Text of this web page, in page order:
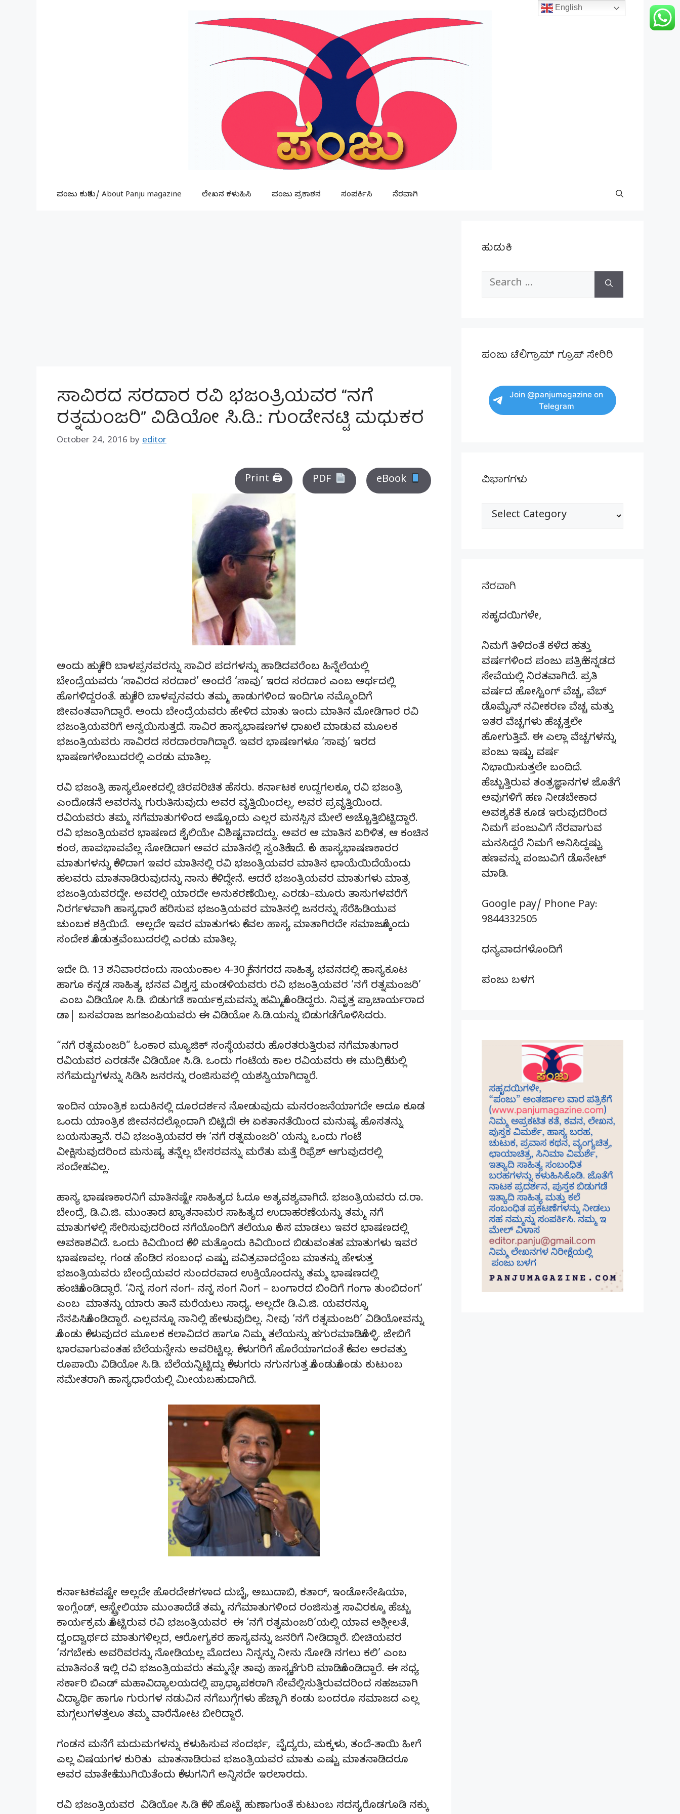
ಪಂಜು ಕುರಿತು/ About Panju magazine ಲೇಖನ ಕಳುಹಿಸಿ ಪಂಜು ಪ್ರಕಾಶನ ಸಂಪರ್ಕಿಸಿ ನೆರವಾಗಿ
ಸಾವಿರದ ಸರದಾರ ರವಿ ಭಜಂತ್ರಿಯವರ “ನಗೆ
ರತ್ನಮಂಜರಿ” ವಿಡಿಯೋ ಸಿ.ಡಿ.: ಗುಂಡೇನಟ್ಟಿ ಮಧುಕರ
October 24, 2016 by editor
Print 🖨 PDF eBook
ಅಂದು ಹುಕ್ಕೇರಿ ಬಾಳಪ್ಪನವರನ್ನು ಸಾವಿರ ಪದಗಳನ್ನು ಹಾಡಿದವರೆಂಬ ಹಿನ್ನೆಲೆಯಲ್ಲಿ
ಬೇಂದ್ರೆಯವರು ‘ಸಾವಿರದ ಸರದಾರ’ ಅಂದರೆ ‘ಸಾವು’ ಇರದ ಸರದಾರ ಎಂಬ ಅರ್ಥದಲ್ಲಿ
ಹೊಗಳಿದ್ದರಂತೆ. ಹುಕ್ಕೇರಿ ಬಾಳಪ್ಪನವರು ತಮ್ಮ ಹಾಡುಗಳಿಂದ ಇಂದಿಗೂ ನಮ್ಮೊಂದಿಗೆ
ಜೀವಂತವಾಗಿದ್ದಾರೆ. ಅಂದು ಬೇಂದ್ರೆಯವರು ಹೇಳಿದ ಮಾತು ಇಂದು ಮಾತಿನ ಮೋಡಿಗಾರ ರವಿ
ಭಜಂತ್ರಿಯವರಿಗೆ ಅನ್ವಯಿಸುತ್ತದೆ. ಸಾವಿರ ಹಾಸ್ಯಭಾಷಣಗಳ ಧಾಖಲೆ ಮಾಡುವ ಮೂಲಕ
ಭಜಂತ್ರಿಯವರು ಸಾವಿರದ ಸರದಾರರಾಗಿದ್ದಾರೆ. ಇವರ ಭಾಷಣಗಳೂ ‘ಸಾವು’ ಇರದ
ಭಾಷಣಗಳೆಂಬುದರಲ್ಲಿ ಎರಡು ಮಾತಿಲ್ಲ.
ರವಿ ಭಜಂತ್ರಿ ಹಾಸ್ಯಲೋಕದಲ್ಲಿ ಚಿರಪರಿಚಿತ ಹೆಸರು. ಕರ್ನಾಟಕ ಉದ್ದಗಲಕ್ಕೂ ರವಿ ಭಜಂತ್ರಿ
ಎಂದೊಡನೆ ಅವರನ್ನು ಗುರುತಿಸುವುದು ಅವರ ವೃತ್ತಿಯಿಂದಲ್ಲ, ಅವರ ಪ್ರವೃತ್ತಿಯಿಂದ.
ರವಿಯವರು ತಮ್ಮ ನಗೆಮಾತುಗಳಿಂದ ಅಷ್ಟೊಂದು ಎಲ್ಲರ ಮನಸ್ಸಿನ ಮೇಲೆ ಅಚ್ಚೊತ್ತಿಬಿಟ್ಟಿದ್ದಾರೆ.
ರವಿ ಭಜಂತ್ರಿಯವರ ಭಾಷಣದ ಶೈಲಿಯೇ ವಿಶಿಷ್ಟವಾದದ್ದು. ಅವರ ಆ ಮಾತಿನ ಏರಿಳಿತ, ಆ ಕಂಚಿನ
ಕಂಠ, ಹಾವಭಾವವೆಲ್ಲ ನೋಡಿದಾಗ ಅವರ ಮಾತಿನಲ್ಲಿ ಸ್ವಂತಿಕೆ ಇದೆ. ಕೆಲ ಹಾಸ್ಯಭಾಷಣಕಾರರ
ಮಾತುಗಳನ್ನು ಕೇಳಿದಾಗ ಇವರ ಮಾತಿನಲ್ಲಿ ರವಿ ಭಜಂತ್ರಿಯವರ ಮಾತಿನ ಛಾಯೆಯಿದೆಯೆಂದು
ಹಲವರು ಮಾತನಾಡಿರುವುದನ್ನು ನಾನು ಕೇಳಿದ್ದೇನೆ. ಆದರೆ ಭಜಂತ್ರಿಯವರ ಮಾತುಗಳು ಮಾತ್ರ
ಭಜಂತ್ರಿಯವರದ್ದೇ. ಅವರಲ್ಲಿ ಯಾರದೇ ಅನುಕರಣೆಯಿಲ್ಲ. ಎರಡು–ಮೂರು ತಾಸುಗಳವರೆಗೆ
ನಿರರ್ಗಳವಾಗಿ ಹಾಸ್ಯಧಾರೆ ಹರಿಸುವ ಭಜಂತ್ರಿಯವರ ಮಾತಿನಲ್ಲಿ ಜನರನ್ನು ಸೆರೆಹಿಡಿಯುವ
ಚುಂಬಕ ಶಕ್ತಿಯಿದೆ. ಅಲ್ಲದೇ ಇವರ ಮಾತುಗಳು ಕೇವಲ ಹಾಸ್ಯ ಮಾತಾಗಿರದೇ ಸಮಾಜಕ್ಕೊಂದು
ಸಂದೇಶ ಕೊಡುತ್ತವೆಂಬುದರಲ್ಲಿ ಎರಡು ಮಾತಿಲ್ಲ.
ಇದೇ ದಿ. 13 ಶನಿವಾರದಂದು ಸಾಯಂಕಾಲ 4-30 ಕ್ಕೆ ನಗರದ ಸಾಹಿತ್ಯ ಭವನದಲ್ಲಿ ಹಾಸ್ಯಕೂಟ
ಹಾಗೂ ಕನ್ನಡ ಸಾಹಿತ್ಯ ಭನವ ವಿಶ್ವಸ್ತ ಮಂಡಳಿಯವರು ರವಿ ಭಜಂತ್ರಿಯವರ ‘ನಗೆ ರತ್ನಮಂಜರಿ’
ಎಂಬ ವಿಡಿಯೋ ಸಿ.ಡಿ. ಬಿಡುಗಡೆ ಕಾರ್ಯಕ್ರಮವನ್ನು ಹಮ್ಮಿಕೊಂಡಿದ್ದರು. ನಿವೃತ್ತ ಪ್ರಾಚಾರ್ಯರಾದ
ಡಾ| ಬಸವರಾಜ ಜಗಜಂಪಿಯವರು ಈ ವಿಡಿಯೋ ಸಿ.ಡಿ.ಯನ್ನು ಬಿಡುಗಡೆಗೊಳಿಸಿದರು.
“ನಗೆ ರತ್ನಮಂಜರಿ” ಓಂಕಾರ ಮ್ಯೂಜಿಕ್ ಸಂಸ್ಥೆಯವರು ಹೊರತರುತ್ತಿರುವ ನಗೆಮಾತುಗಾರ
ರವಿಯವರ ಎರಡನೇ ವಿಡಿಯೋ ಸಿ.ಡಿ. ಒಂದು ಗಂಟೆಯ ಕಾಲ ರವಿಯವರು ಈ ಮುದ್ರಿಕೆಯಲ್ಲಿ
ನಗೆಮದ್ದುಗಳನ್ನು ಸಿಡಿಸಿ ಜನರನ್ನು ರಂಜಿಸುವಲ್ಲಿ ಯಶಸ್ವಿಯಾಗಿದ್ದಾರೆ.
ಇಂದಿನ ಯಾಂತ್ರಿಕ ಬದುಕಿನಲ್ಲಿ ದೂರದರ್ಶನ ನೋಡುವುದು ಮನರಂಜನೆಯಾಗದೇ ಅದೂ ಕೂಡ
ಒಂದು ಯಾಂತ್ರಿಕ ಜೀವನದಲ್ಲೊಂದಾಗಿ ಬಿಟ್ಟಿದೆ! ಈ ಏಕತಾನತೆಯಿಂದ ಮನುಷ್ಯ ಹೊಸತನ್ನು
ಬಯಸುತ್ತಾನೆ. ರವಿ ಭಜಂತ್ರಿಯವರ ಈ ‘ನಗೆ ರತ್ನಮಂಜರಿ’ ಯನ್ನು ಒಂದು ಗಂಟೆ
ವೀಕ್ಷಿಸುವುದರಿಂದ ಮನುಷ್ಯ ತನ್ನೆಲ್ಲ ಬೇಸರವನ್ನು ಮರೆತು ಮತ್ತೆ ರಿಫ್ರೆಶ್ ಆಗುವುದರಲ್ಲಿ
ಸಂದೇಹವಿಲ್ಲ.
ಹಾಸ್ಯ ಭಾಷಣಕಾರನಿಗೆ ಮಾತಿನಷ್ಟೇ ಸಾಹಿತ್ಯದ ಓದೂ ಅತ್ಯವಶ್ಯವಾಗಿದೆ. ಭಜಂತ್ರಿಯವರು ದ.ರಾ.
ಬೇಂದ್ರೆ, ಡಿ.ವಿ.ಜಿ. ಮುಂತಾದ ಖ್ಯಾತನಾಮರ ಸಾಹಿತ್ಯದ ಉದಾಹರಣೆಯನ್ನು ತಮ್ಮ ನಗೆ
ಮಾತುಗಳಲ್ಲಿ ಸೇರಿಸುವುದರಿಂದ ನಗೆಯೊಂದಿಗೆ ತಲೆಯೂ ಕೆಲಸ ಮಾಡಲು ಇವರ ಭಾಷಣದಲ್ಲಿ
ಅವಕಾಶವಿದೆ. ಒಂದು ಕಿವಿಯಿಂದ ಕೇಳಿ ಮತ್ತೊಂದು ಕಿವಿಯಿಂದ ಬಿಡುವಂತಹ ಮಾತುಗಳು ಇವರ
ಭಾಷಣವಲ್ಲ. ಗಂಡ ಹೆಂಡಿರ ಸಂಬಂಧ ಎಷ್ಟು ಪವಿತ್ರವಾದದ್ದೆಂಬ ಮಾತನ್ನು ಹೇಳುತ್ತ
ಭಜಂತ್ರಿಯವರು ಬೇಂದ್ರೆಯವರ ಸುಂದರವಾದ ಉಕ್ತಿಯೊಂದನ್ನು ತಮ್ಮ ಭಾಷಣದಲ್ಲಿ
ಹಂಚಿಕೊಂಡಿದ್ದಾರೆ. ‘ನಿನ್ನ ಸಂಗ ನಂಗ- ನನ್ನ ಸಂಗ ನಿಂಗ – ಬಂಗಾರದ ಬಿಂದಿಗೆ ಗಂಗಾ ತುಂಬಿದಂಗ’
ಎಂಬ ಮಾತನ್ನು ಯಾರು ತಾನೆ ಮರೆಯಲು ಸಾಧ್ಯ. ಅಲ್ಲದೇ ಡಿ.ವಿ.ಜಿ. ಯವರನ್ನೂ
ನೆನಪಿಸಿಕೊಂಡಿದ್ದಾರೆ. ಎಲ್ಲವನ್ನೂ ನಾನಿಲ್ಲಿ ಹೇಳುವುದಿಲ್ಲ. ನೀವು ‘ನಗೆ ರತ್ನಮಂಜರಿ’ ವಿಡಿಯೋವನ್ನು
ಕೊಂಡು ಕೇಳುವುದರ ಮೂಲಕ ಕಲಾವಿದರ ಹಾಗೂ ನಿಮ್ಮ ತಲೆಯನ್ನು ಹಗುರಮಾಡಿಕೊಳ್ಳಿ. ಜೇಬಿಗೆ
ಭಾರವಾಗುವಂತಹ ಬೆಲೆಯನ್ನೇನು ಅವರಿಟ್ಟಿಲ್ಲ. ಕೇಳುಗರಿಗೆ ಹೊರೆಯಾಗದಂತೆ ಕೇವಲ ಅರವತ್ತು
ರೂಪಾಯಿ ವಿಡಿಯೋ ಸಿ.ಡಿ. ಬೆಲೆಯನ್ನಿಟ್ಟಿದ್ದು ಕೇಳುಗರು ನಗುನಗುತ್ತ ಕೊಂಡುಕೊಂಡು ಕುಟುಂಬ
ಸಮೇತರಾಗಿ ಹಾಸ್ಯಧಾರೆಯಲ್ಲಿ ಮೀಯಬಹುದಾಗಿದೆ.
ಕರ್ನಾಟಕವಷ್ಟೇ ಅಲ್ಲದೇ ಹೊರದೇಶಗಳಾದ ದುಬೈ, ಅಬುದಾಬಿ, ಕತಾರ್, ಇಂಡೋನೇಷಿಯಾ,
ಇಂಗ್ಲೆಂಡ್, ಆಸ್ಟ್ರೇಲಿಯಾ ಮುಂತಾದೆಡೆ ತಮ್ಮ ನಗೆಮಾತುಗಳಿಂದ ರಂಜಿಸುತ್ತ ಸಾವಿರಕ್ಕೂ ಹೆಚ್ಚು
ಕಾರ್ಯಕ್ರಮ ಕೊಟ್ಟಿರುವ ರವಿ ಭಜಂತ್ರಿಯವರ ಈ ‘ನಗೆ ರತ್ನಮಂಜರಿ’ಯಲ್ಲಿ ಯಾವ ಅಶ್ಲೀಲತೆ,
ದ್ವಂದ್ವಾರ್ಥದ ಮಾತುಗಳಿಲ್ಲದ, ಆರೋಗ್ಯಕರ ಹಾಸ್ಯವನ್ನು ಜನರಿಗೆ ನೀಡಿದ್ದಾರೆ. ಬೀಚಿಯವರ
‘ನಗಬೇಕು ಅವರಿವರನ್ನು ನೋಡಿಯಲ್ಲ ಮೊದಲು ನಿನ್ನನ್ನು ನೀನು ನೋಡಿ ನಗಲು ಕಲಿ’ ಎಂಬ
ಮಾತಿನಂತೆ ಇಲ್ಲಿ ರವಿ ಭಜಂತ್ರಿಯವರು ತಮ್ಮನ್ನೇ ತಾವು ಹಾಸ್ಯಕ್ಕೆ ಗುರಿ ಮಾಡಿಕೊಂಡಿದ್ದಾರೆ. ಈ ಸಧ್ಯ
ಸರ್ಕಾರಿ ಬಿಎಡ್ ಮಹಾವಿದ್ಯಾಲಯದಲ್ಲಿ ಪ್ರಾಧ್ಯಾಪಕರಾಗಿ ಸೇವೆಲ್ಲಿಸುತ್ತಿರುವದರಿಂದ ಸಹಜವಾಗಿ
ವಿದ್ಯಾರ್ಥಿ ಹಾಗೂ ಗುರುಗಳ ನಡುವಿನ ನಗೆಬುಗ್ಗೆಗಳು ಹೆಚ್ಚಾಗಿ ಕಂಡು ಬಂದರೂ ಸಮಾಜದ ಎಲ್ಲ
ಮಗ್ಗಲುಗಳತ್ತಲೂ ತಮ್ಮ ವಾರೆನೋಟ ಬೀರಿದ್ದಾರೆ.
ಗಂಡನ ಮನೆಗೆ ಮದುಮಗಳನ್ನು ಕಳುಹಿಸುವ ಸಂದರ್ಭ, ವೈದ್ಯರು, ಮಕ್ಕಳು, ತಂದೆ-ತಾಯಿ ಹೀಗೆ
ಎಲ್ಲ ವಿಷಯಗಳ ಕುರಿತು ಮಾತನಾಡಿರುವ ಭಜಂತ್ರಿಯವರ ಮಾತು ಎಷ್ಟು ಮಾತನಾಡಿದರೂ
ಅವರ ಮಾತೇಕೆ ಮುಗಿಯಿತೆಂದು ಕೇಳುಗನಿಗೆ ಅನ್ನಿಸದೇ ಇರಲಾರದು.
ರವಿ ಭಜಂತ್ರಿಯವರ ವಿಡಿಯೋ ಸಿ.ಡಿ ಕೇಳಿ ಹೊಟ್ಟೆ ಹುಣಾಗುಂತೆ ಕುಟುಂಬ ಸದಸ್ಯರೊಡಗೂಡಿ ನಕ್ಕು
ಹುಡುಕಿ
Search
ಪಂಜು ಟೆಲಿಗ್ರಾಮ್ ಗ್ರೂಪ್ ಸೇರಿರಿ
Join @panjumagazine on
Telegram
ವಿಭಾಗಗಳು
ವಿಭಾಗಗಳು
ನೆರವಾಗಿ
ಸಹೃದಯಿಗಳೇ,
ನಿಮಗೆ ತಿಳಿದಂತೆ ಕಳೆದ ಹತ್ತು
ವರ್ಷಗಳಿಂದ ಪಂಜು ಪತ್ರಿಕೆ ಕನ್ನಡದ
ಸೇವೆಯಲ್ಲಿ ನಿರತವಾಗಿದೆ. ಪ್ರತಿ
ವರ್ಷದ ಹೋಸ್ಟಿಂಗ್‌ ವೆಚ್ಚ, ವೆಬ್‌
ಡೊಮೈನ್‌ ನವೀಕರಣ ವೆಚ್ಚ ಮತ್ತು
ಇತರ ವೆಚ್ಚಗಳು ಹೆಚ್ಚತ್ತಲೇ
ಹೋಗುತ್ತಿವೆ. ಈ ಎಲ್ಲಾ ವೆಚ್ಚಗಳನ್ನು
ಪಂಜು ಇಷ್ಟು ವರ್ಷ
ನಿಭಾಯಿಸುತ್ತಲೇ ಬಂದಿದೆ.
ಹೆಚ್ಚುತ್ತಿರುವ ತಂತ್ರಜ್ಞಾನಗಳ ಜೊತೆಗೆ
ಅವುಗಳಿಗೆ ಹಣ ನೀಡಬೇಕಾದ
ಅವಶ್ಯಕತೆ ಕೂಡ ಇರುವುದರಿಂದ
ನಿಮಗೆ ಪಂಜುವಿಗೆ ನೆರವಾಗುವ
ಮನಸಿದ್ದರೆ ನಿಮಗೆ ಅನಿಸಿದ್ದಷ್ಟು
ಹಣವನ್ನು ಪಂಜುವಿಗೆ ಡೊನೇಟ್‌
ಮಾಡಿ.
Google pay/ Phone Pay:
9844332505
ಧನ್ಯವಾದಗಳೊಂದಿಗೆ
ಪಂಜು ಬಳಗ
English